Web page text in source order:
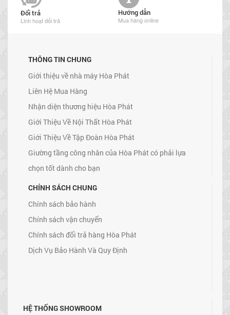
Đổi trả
Linh hoạt đổi trả
Hướng dẫn
Mua hàng online
THÔNG TIN CHUNG
Giới thiệu về nhà máy Hòa Phát
Liên Hệ Mua Hàng
Nhận diện thương hiệu Hòa Phát
Giới Thiệu Về Nội Thất Hòa Phát
Giới Thiệu Về Tập Đoàn Hòa Phát
Giường tầng công nhân của Hòa Phát có phải lựa
chọn tốt dành cho bạn
CHÍNH SÁCH CHUNG
Chính sách bảo hành
Chính sách vận chuyển
Chính sách đổi trả hàng Hòa Phát
Dịch Vụ Bảo Hành Và Quy Định
HỆ THỐNG SHOWROOM